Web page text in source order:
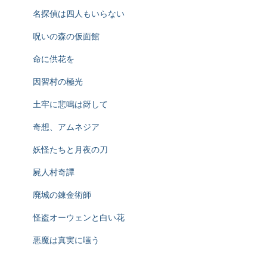
名探偵は四人もいらない
呪いの森の仮面館
命に供花を
因習村の極光
土牢に悲鳴は谺して
奇想、アムネジア
妖怪たちと月夜の刀
屍人村奇譚
廃城の錬金術師
怪盗オーウェンと白い花
悪魔は真実に嗤う